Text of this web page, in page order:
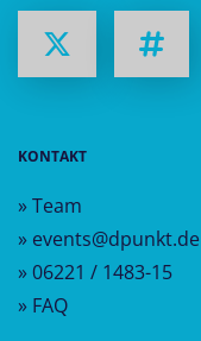
KONTAKT
» Team
» events@dpunkt.de
» 06221 / 1483-15
» FAQ